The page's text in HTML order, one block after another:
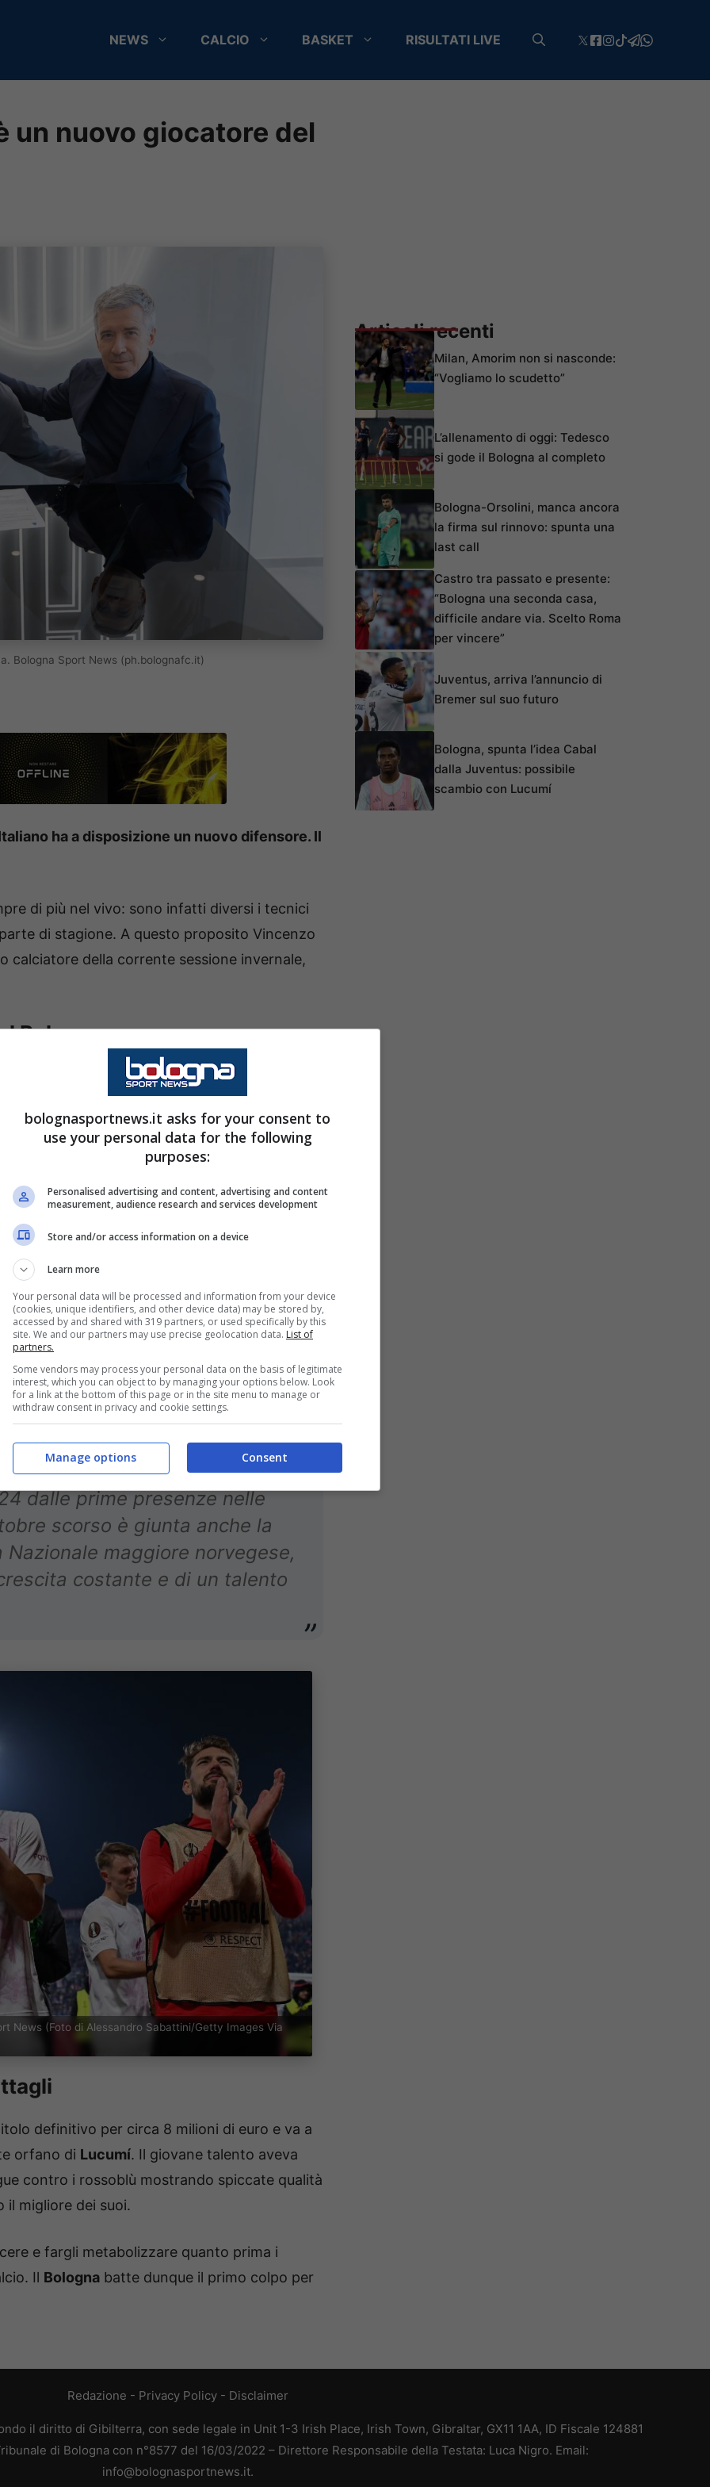
NEWS CALCIO BASKET RISULTATI LIVE
un nuovo giocatore del
Bologna Sport News (ph.bolognafc.it)
ha a disposizione un nuovo difensore. Il
di più nel vivo: sono infatti diversi i tecnici
di stagione. A questo proposito Vincenzo
calciatore della corrente sessione invernale,
Bologna
sul proprio sito ha annunciato l’arrivo
2005, affrontato questa stagione in
ilBrann. Andiamo a riportare di seguito il
di aver acquisito a titolo
alle prestazioni sportive
. Secondo norvegese nella
difensore centrale moderno di
nell’impostazione dal
Nato nel 2005, Eivind
giovanile del Sædalen,
dove debutta in Prima
al Brann segna una tappa
2023 arriva l’esordio in
dalle prime presenze nelle
scorso è giunta anche la
maggiore norvegese,
costante e di un talento
News (Foto di Alessandro Sabattini/Getty Images Via
definitivo per circa 8 milioni di euro e va a
orfano di Lucumí. Il giovane talento aveva
contro i rossoblù mostrando spiccate qualità
migliore dei suoi.
e fargli metabolizzare quanto prima i
Il Bologna batte dunque il primo colpo per
Articoli recenti
Milan, Amorim non si nasconde:
“Vogliamo lo scudetto”
L’allenamento di oggi: Tedesco
si gode il Bologna al completo
Bologna-Orsolini, manca ancora
la firma sul rinnovo: spunta una
last call
Castro tra passato e presente:
“Bologna una seconda casa,
difficile andare via. Scelto Roma
per vincere”
Juventus, arriva l’annuncio di
Bremer sul suo futuro
Bologna, spunta l’idea Cabal
dalla Juventus: possibile
scambio con Lucumí
Redazione - Privacy Policy- Disclaimer
il diritto di Gibilterra, con sede legale in Unit 1-3 Irish Place, Irish Town, Gibraltar, GX11 1AA, ID Fiscale 124881
di Bologna con n°8577 del 16/03/2022 – Direttore Responsabile della Testata: Luca Nigro. Email:
info@bolognasportnews.it.
bolognasportnews.it asks for your consent to
use your personal data for the following
purposes:
Personalised advertising and content, advertising and content
measurement, audience research and services development
Store and/or access information on a device
Learn more
Your personal data will be processed and information from your device
(cookies, unique identifiers, and other device data) may be stored by,
accessed by and shared with 319 partners, or used specifically by this
site. We and our partners may use precise geolocation data. List of
partners.
Some vendors may process your personal data on the basis of legitimate
interest, which you can object to by managing your options below. Look
for a link at the bottom of this page or in the site menu to manage or
withdraw consent in privacy and cookie settings.
Consent
Manage options